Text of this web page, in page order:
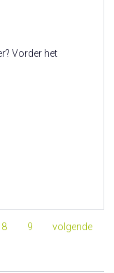
Vorder het
8 9 volgende